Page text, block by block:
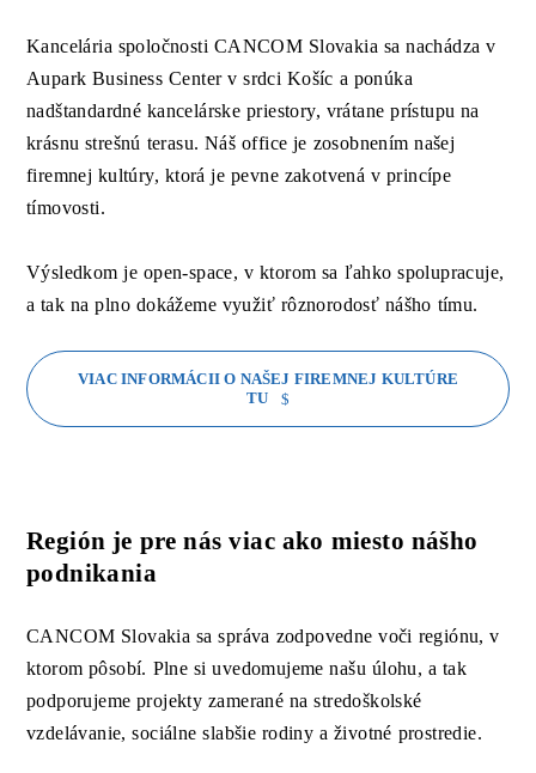
Kancelária spoločnosti CANCOM Slovakia sa nachádza v
Aupark Business Center v srdci Košíc a ponúka
nadštandardné kancelárske priestory, vrátane prístupu na
krásnu strešnú terasu. Náš office je zosobnením našej
firemnej kultúry, ktorá je pevne zakotvená v princípe
tímovosti.
Výsledkom je open-space, v ktorom sa ľahko spolupracuje,
a tak na plno dokážeme využiť rôznorodosť nášho tímu.
VIAC INFORMÁCII O NAŠEJ FIREMNEJ KULTÚRE
TU
Región je pre nás viac ako miesto nášho
podnikania
CANCOM Slovakia sa správa zodpovedne voči regiónu, v
ktorom pôsobí. Plne si uvedomujeme našu úlohu, a tak
podporujeme projekty zamerané na stredoškolské
vzdelávanie, sociálne slabšie rodiny a životné prostredie.